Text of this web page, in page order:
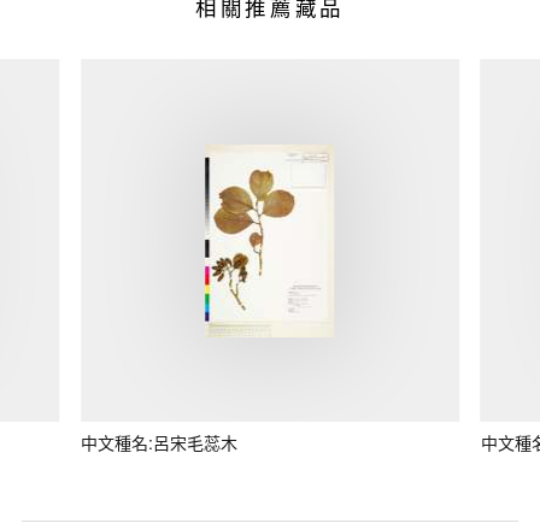
相關推薦藏品
中文種名:呂宋毛蕊木 中文種